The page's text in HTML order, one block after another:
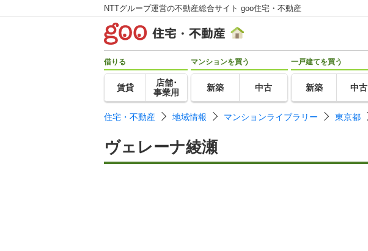
NTTグループ運営の不動産総合サイト goo住宅・不動産
借りる
賃貸
店舗･
事業用
マンションを買う
新築 中古
一戸建てを買う
新築 中古
住宅・不動産 地域情報 マンションライブラリー 東京都
ヴェレーナ綾瀬